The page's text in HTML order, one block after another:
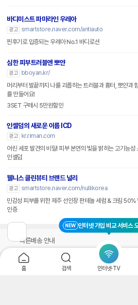
NEW 인터넷 가입 비교 서비스
홈 검색 인터넷·TV
바디미스트 파마라인 우레아
광고 smartstore.naver.com/antiauto
찐후기로 입증되는 우레아 No.1 바디로션
심한 피부트러블엔 뽀얀
광고
bboyan.kr/
머리부터 발끝까지 나를 괴롭히는 트러블과 흉터, 뽀얀과
를 만들어요!
3SET 구매시 5만원할인
인셀덤의 새로운 이름 ICD
광고
kr.riman.com
어린 세포 발견의 비밀! 피부 본연의 빛을 밝히는 고기능성
인셀덤
웰니스 클린뷰티 브랜드 널리
광고 smartstore.naver.com/nullikorea
민감성 피부를 위한 제주 선인장 판테놀 세럼 & 크림 50%
인증
빠른배송 안내
법적고지 안내
전
페
이
지